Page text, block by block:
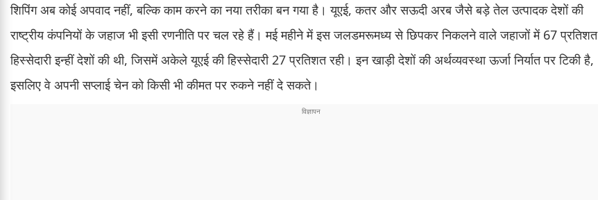
शिपिंग अब कोई अपवाद नहीं, बल्कि काम करने का नया तरीका बन गया है। यूएई, कतर और सऊदी अरब जैसे बड़े तेल उत्पादक देशों की
राष्ट्रीय कंपनियों के जहाज भी इसी रणनीति पर चल रहे हैं। मई महीने में इस जलडमरूमध्य से छिपकर निकलने वाले जहाजों में 67 प्रतिशत
हिस्सेदारी इन्हीं देशों की थी, जिसमें अकेले यूएई की हिस्सेदारी 27 प्रतिशत रही। इन खाड़ी देशों की अर्थव्यवस्था ऊर्जा निर्यात पर टिकी है,
इसलिए वे अपनी सप्लाई चेन को किसी भी कीमत पर रुकने नहीं दे सकते।